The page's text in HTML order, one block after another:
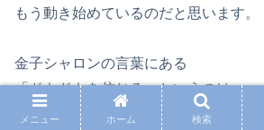
もう動き始めているのだと思います。
金子シャロンの言葉にある
「ドキドキを信じる」というのは、
メニュー ホーム 検索